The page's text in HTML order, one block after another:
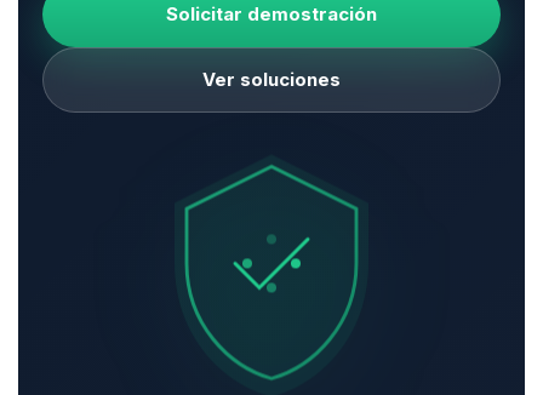
Solicitar demostración
Ver soluciones